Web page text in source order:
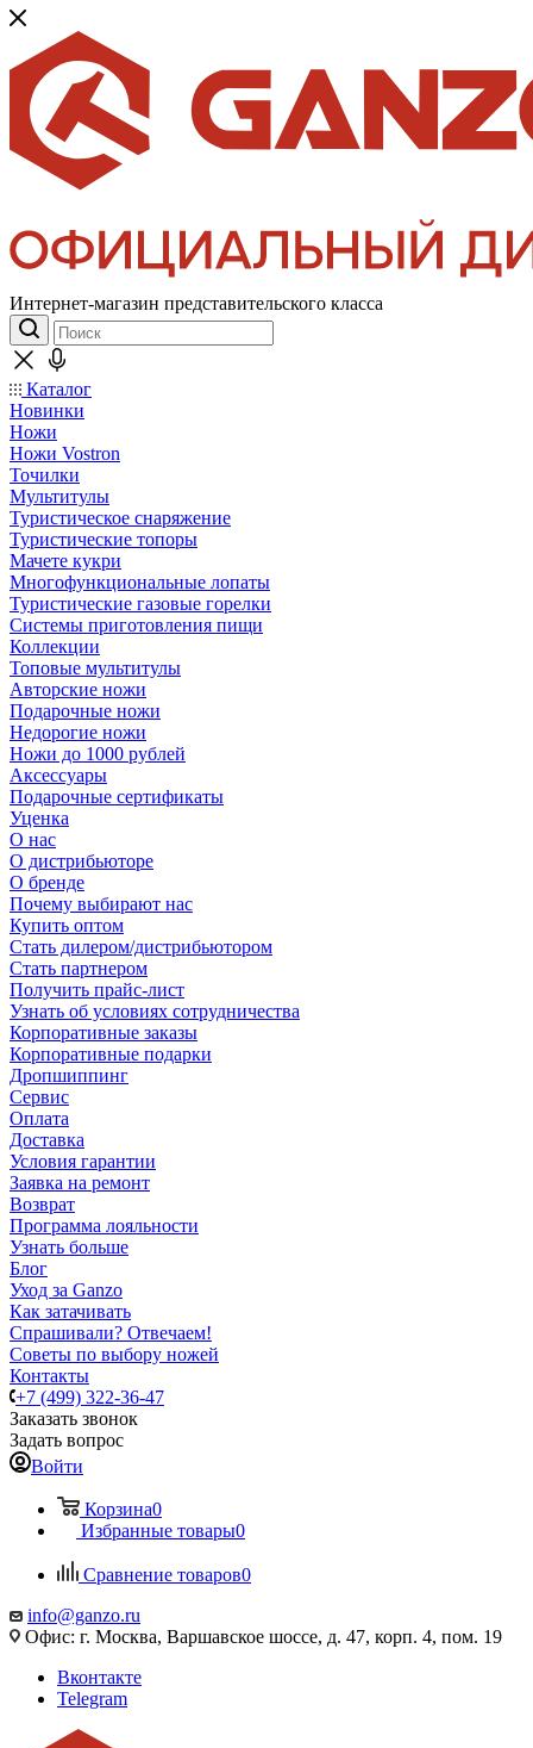
Интернет-магазин представительского класса
Каталог
Новинки
Ножи
Ножи Vostron
Точилки
Мультитулы
Туристическое снаряжение
Туристические топоры
Мачете кукри
Многофункциональные лопаты
Туристические газовые горелки
Системы приготовления пищи
Коллекции
Топовые мультитулы
Авторские ножи
Подарочные ножи
Недорогие ножи
Ножи до 1000 рублей
Аксессуары
Подарочные сертификаты
Уценка
О нас
О дистрибьюторе
О бренде
Почему выбирают нас
Купить оптом
Стать дилером/дистрибьютором
Стать партнером
Получить прайс-лист
Узнать об условиях сотрудничества
Корпоративные заказы
Корпоративные подарки
Дропшиппинг
Сервис
Оплата
Доставка
Условия гарантии
Заявка на ремонт
Возврат
Программа лояльности
Узнать больше
Блог
Уход за Ganzo
Как затачивать
Спрашивали? Отвечаем!
Советы по выбору ножей
Контакты
+7 (499) 322-36-47
Заказать звонок
Задать вопрос
Войти
Корзина0
Избранные товары0
Сравнение товаров0
info@ganzo.ru
Офис: г. Москва, Варшавское шоссе, д. 47, корп. 4, пом. 19
Вконтакте
Telegram